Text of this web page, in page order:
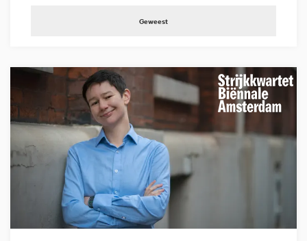
Geweest